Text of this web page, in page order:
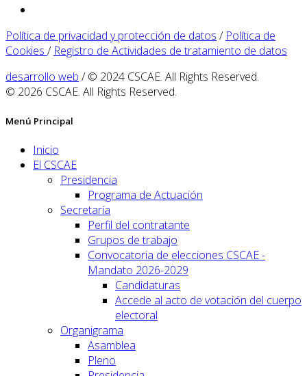
Política de privacidad y protección de datos / Política de
Cookies / Registro de Actividades de tratamiento de datos
desarrollo web / © 2024 CSCAE. All Rights Reserved.
© 2026 CSCAE. All Rights Reserved.
Menú Principal
Inicio
El CSCAE
Presidencia
Programa de Actuación
Secretaría
Perfil del contratante
Grupos de trabajo
Convocatoria de elecciones CSCAE -
Mandato 2026-2029
Candidaturas
Accede al acto de votación del cuerpo
electoral
Organigrama
Asamblea
Pleno